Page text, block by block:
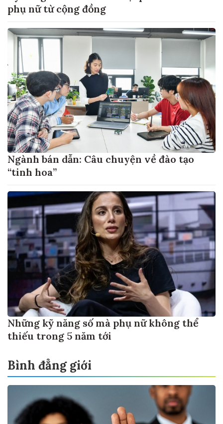
phụ nữ từ cộng đồng
Ngành bán dẫn: Câu chuyện về đào tạo
“tinh hoa”
Những kỹ năng số mà phụ nữ không thể
thiếu trong 5 năm tới
Bình đẳng giới